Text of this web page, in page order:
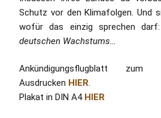
Schutz vor den Klimafolgen. Und
wofür das einzig sprechen darf:
deutschen Wachstums…
Ankündigungsflugblatt zum
Ausdrucken HIER.
Plakat in DIN A4 HIER